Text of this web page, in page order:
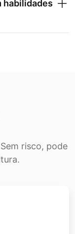
habilidades
risco, pode